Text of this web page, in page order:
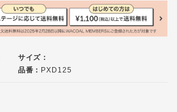
サイズ：
品番： PXD125